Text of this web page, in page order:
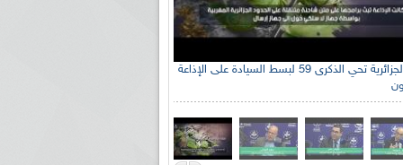
الإذاعة الجزائرية تحي الذكرى 59 لبسط السيادة على الإذاعة